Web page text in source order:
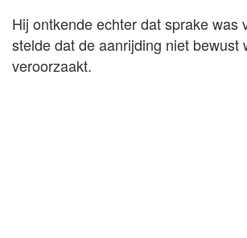
Hij ontkende echter dat sprake was
stelde dat de aanrijding niet bewust
veroorzaakt.